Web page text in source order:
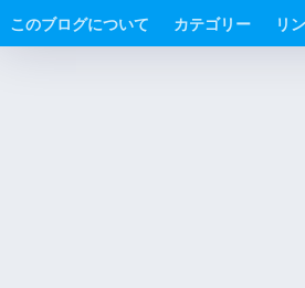
このブログについて カテゴリー リ